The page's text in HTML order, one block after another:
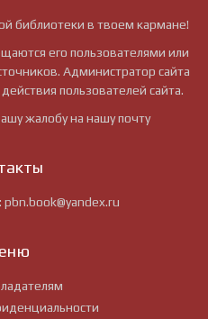
библиотеки в твоем кармане!
его пользователями или
Администратор сайта
пользователей сайта.
жалобу на нашу почту
pbn.book@yandex.ru